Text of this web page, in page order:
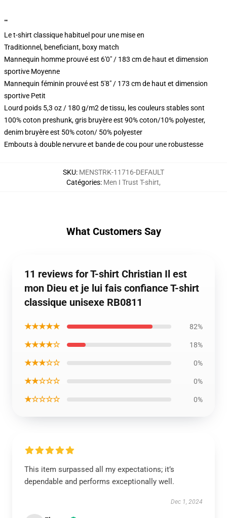
""
Le t-shirt classique habituel pour une mise en
Traditionnel, beneficiant, boxy match
Mannequin homme prouvé est 6'0" / 183 cm de haut et dimension
sportive Moyenne
Mannequin féminin prouvé est 5'8" / 173 cm de haut et dimension
sportive Petit
Lourd poids 5,3 oz / 180 g/m2 de tissu, les couleurs stables sont
100% coton preshunk, gris bruyère est 90% coton/10% polyester,
denim bruyère est 50% coton/ 50% polyester
Embouts à double nervure et bande de cou pour une robustesse
SKU: MENSTRK-11716-DEFAULT
Catégories: Men I Trust T-shirt,
What Customers Say
11 reviews for T-shirt Christian Il est
mon Dieu et je lui fais confiance T-shirt
classique unisexe RB0811
★★★★★ 82%
★★★★☆ 18%
★★★☆☆ 0%
★★☆☆☆ 0%
★☆☆☆☆ 0%
This item surpassed all my expectations; it’s
dependable and performs exceptionally well.
Dec 1, 2024